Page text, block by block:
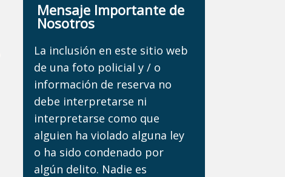
Mensaje Importante de
Nosotros
La inclusión en este sitio web
de una foto policial y / o
información de reserva no
debe interpretarse ni
interpretarse como que
alguien ha violado alguna ley
o ha sido condenado por
algún delito. Nadie es